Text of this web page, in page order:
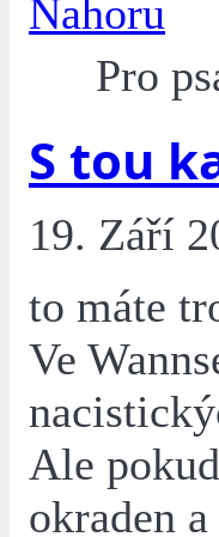
Nahoru
Pro
S tou
19. Září
to máte
Ve
Ale
okraden